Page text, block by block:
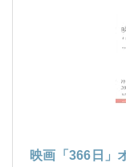
映画「366日」